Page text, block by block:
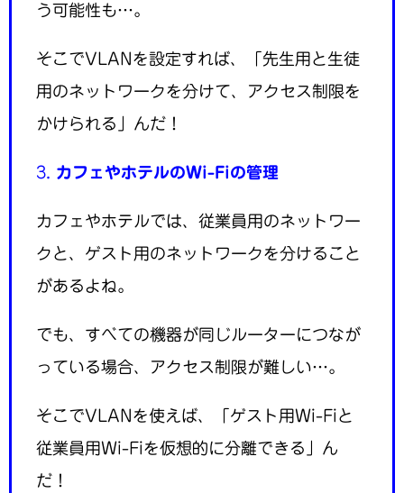
う可能性も…。
そこでVLANを設定すれば、「先生用と生徒
用のネットワークを分けて、アクセス制限を
かけられる」んだ！
3. カフェやホテルのWi-Fiの管理
カフェやホテルでは、従業員用のネットワー
クと、ゲスト用のネットワークを分けること
があるよね。
でも、すべての機器が同じルーターにつなが
っている場合、アクセス制限が難しい…。
そこでVLANを使えば、「ゲスト用Wi-Fiと
従業員用Wi-Fiを仮想的に分離できる」ん
だ！